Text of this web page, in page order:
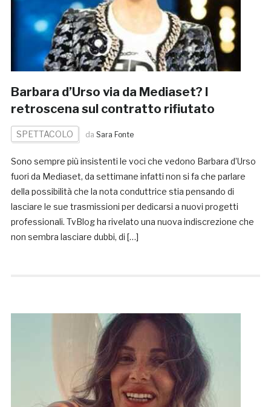
Barbara d’Urso via da Mediaset? I
retroscena sul contratto rifiutato
SPETTACOLO da Sara Fonte
Sono sempre più insistenti le voci che vedono Barbara d’Urso
fuori da Mediaset, da settimane infatti non si fa che parlare
della possibilità che la nota conduttrice stia pensando di
lasciare le sue trasmissioni per dedicarsi a nuovi progetti
professionali. TvBlog ha rivelato una nuova indiscrezione che
non sembra lasciare dubbi, di […]